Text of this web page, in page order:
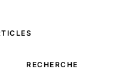
RECHERCHE